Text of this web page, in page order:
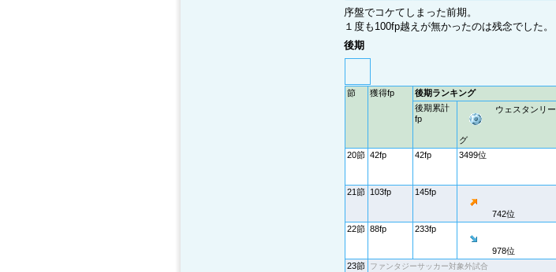
序盤でコケてしまった前期。
１度も100fp越えが無かったのは残念でした。
後期
節 獲得fp 後期ランキング
後期累計
fp
ウェスタンリー
グ
20節 42fp 42fp 3499位
21節 103fp 145fp
742位
22節 88fp 233fp
978位
23節
ファンタジーサッカー対象外試合